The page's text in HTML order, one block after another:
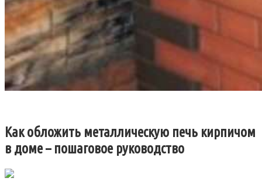
Как обложить металлическую печь кирпичом
в доме – пошаговое руководство